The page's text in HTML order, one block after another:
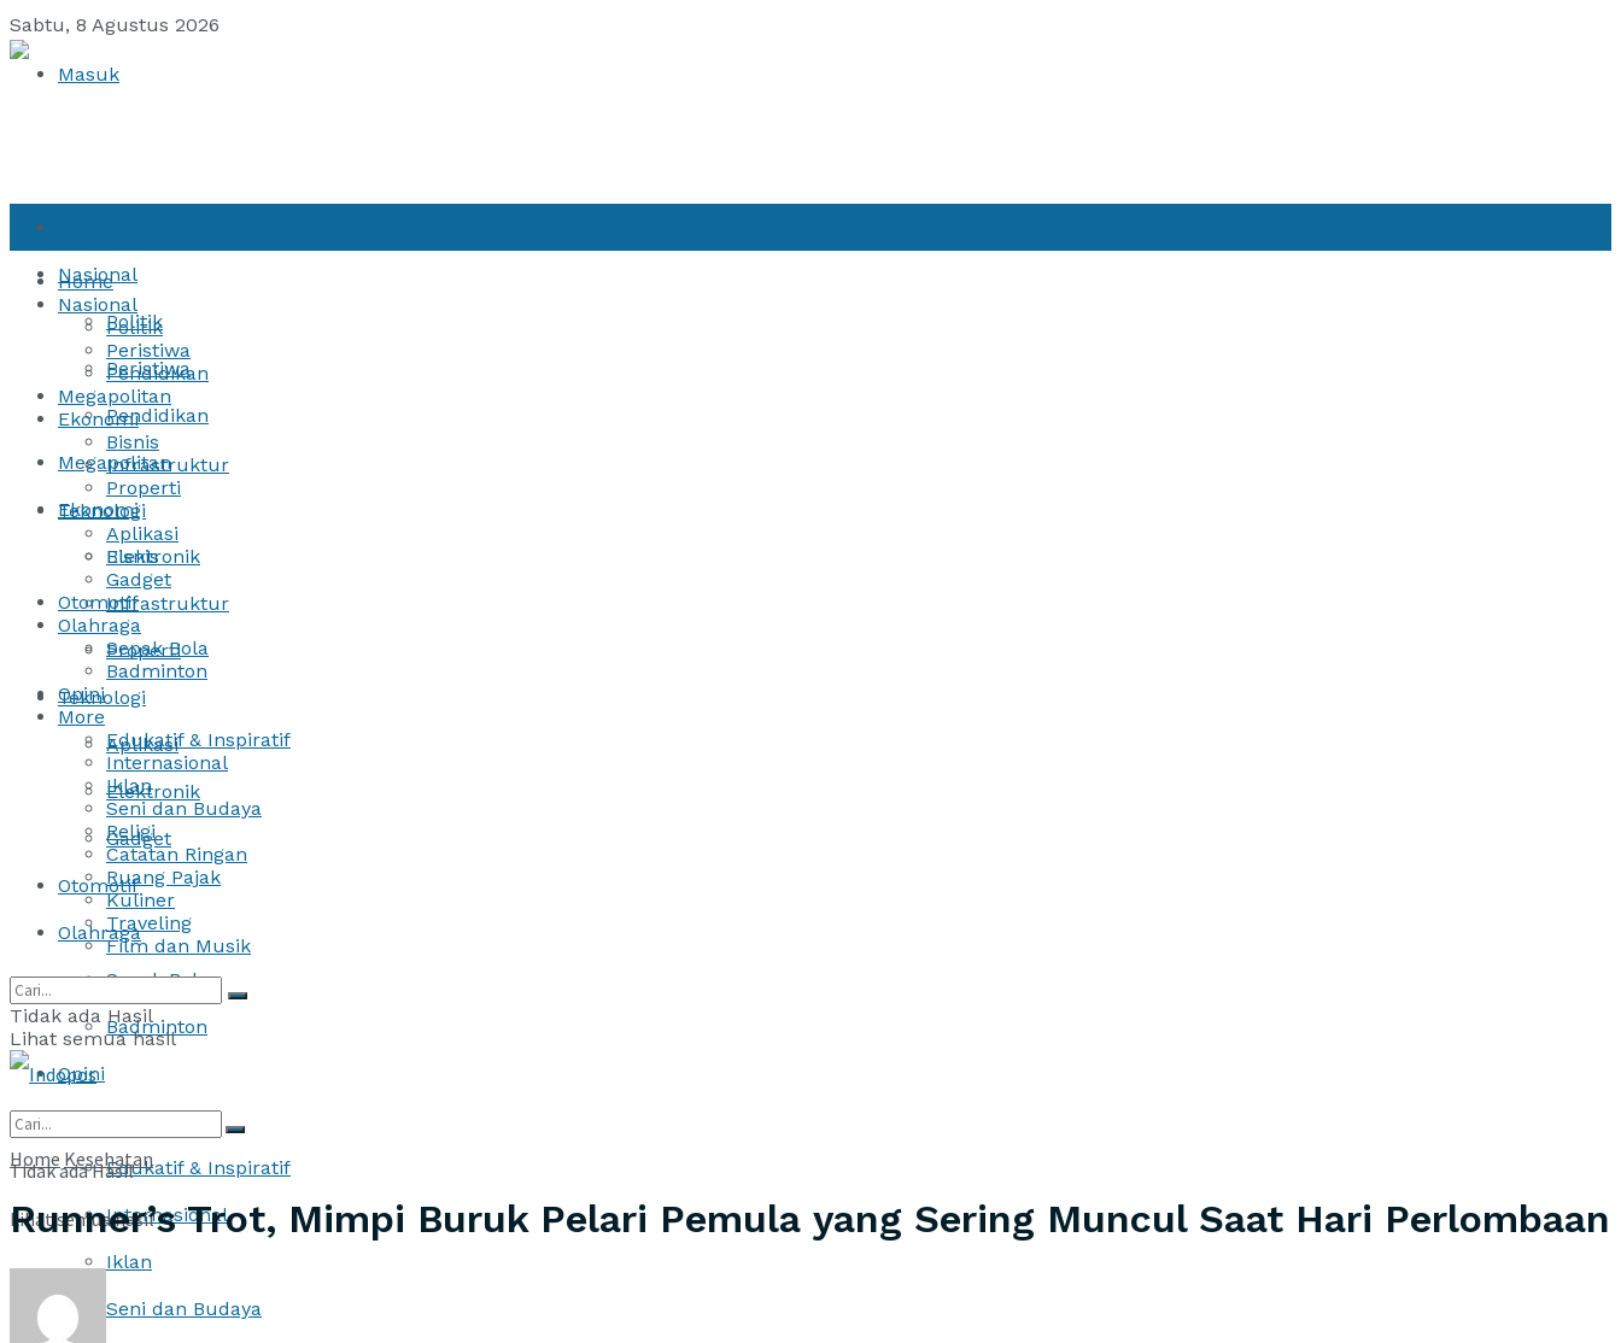
Sabtu, 8 Agustus 2026
Masuk
Nasional
Politik
Peristiwa
Pendidikan
Megapolitan
Ekonomi
Bisnis
Infrastruktur
Properti
Teknologi
Aplikasi
Elektronik
Gadget
Otomotif
Olahraga
Sepak Bola
Badminton
Opini
Edukatif & Inspiratif
Internasional
Iklan
Seni dan Budaya
Home
Nasional
Politik
Peristiwa
Pendidikan
Megapolitan
Ekonomi
Bisnis
Infrastruktur
Properti
Teknologi
Aplikasi
Elektronik
Gadget
Otomotif
Olahraga
Sepak Bola
Badminton
Opini
More
Edukatif & Inspiratif
Internasional
Iklan
Seni dan Budaya
Religi
Catatan Ringan
Ruang Pajak
Kuliner
Traveling
Film dan Musik
Tidak ada Hasil
Lihat semua hasil
Tidak ada Hasil
Lihat semua hasil
Home Kesehatan
Runner’s Trot, Mimpi Buruk Pelari Pemula yang Sering Muncul Saat Hari Perlombaan